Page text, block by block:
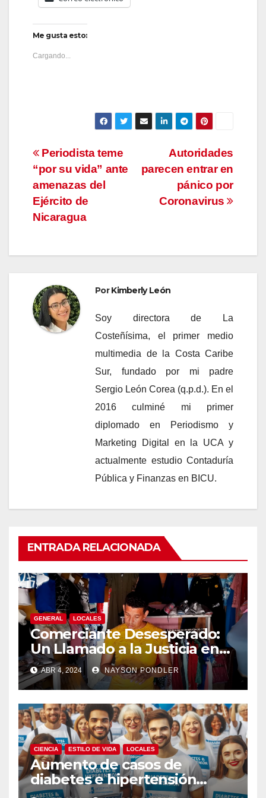
Me gusta esto:
Cargando...
Navegación
de
entradas
Autoridades
parecen entrar en
pánico por
Coronavirus
Periodista teme
“por su vida” ante
amenazas del
Ejército de
Nicaragua
PorKimberly León
Soy directora de La
Costeñísima, el primer medio
multimedia de la Costa Caribe
Sur, fundado por mi padre
Sergio León Corea (q.p.d.). En el
2016 culminé mi primer
diplomado en Periodismo y
Marketing Digital en la UCA y
actualmente estudio Contaduría
Pública y Finanzas en BICU.
ENTRADA RELACIONADA
GENERAL LOCALES
Comerciante Desesperado:
Un Llamado a la Justicia en
Medio de la Ola de Robos en
Bluefields￼
ABR 4, 2024 NAYSON PONDLER
CIENCIA ESTILO DE VIDA LOCALES
Aumento de casos de
diabetes e hipertensión
arterial en Nicaragua￼